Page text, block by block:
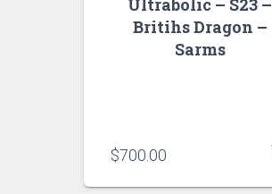
Britihs Dragon –
Sarms
$700.00